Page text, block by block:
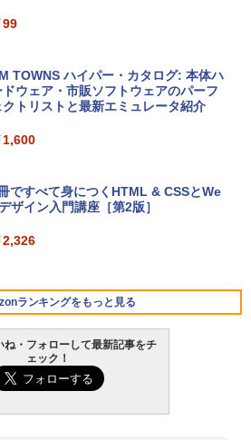
、13.6インチLiquid Retinaディ
ムカメラ、日本語キーボード、Touch I
- ミッドナイト
15-fd 15.6インチ 16GBメモリ 512GB
インテル Core 5
129,800
Copilotキー搭載/Win 11/15.6型/
i5/16GB/SSD 512GB/ホワイト) FM
119,800
3,200
ギフトカード - 1000 Robux 【限
バーチャルアイテムを含む】 【オンラ
ンゲームコード】 ロブロックス |オン
Office Home 2024(最新 永続
mac対応|PC2台
99
TOWNS ハイパー・カタログ: 本体ハ
ドウェア・市販ソフトウェアのパーフ
クトリストと最新エミュレータ紹介
1,600
ですべて身につくHTML & CSSとWe
ザイン入門講座［第2版］
2,326
ランキングをもっと見る
Kindle Paperwhite (16GB) 7イ
チディスプレイ、色調調節ライト、12
ね・フォローして最新記事をチ
ェック！